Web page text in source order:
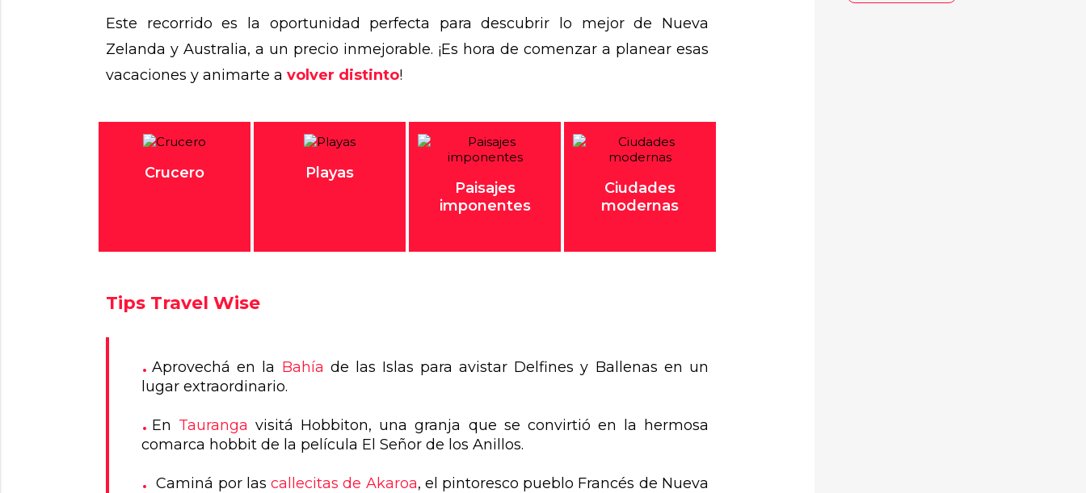
Este recorrido es la oportunidad perfecta para descubrir lo mejor de Nueva
Zelanda y Australia, a un precio inmejorable. ¡Es hora de comenzar a planear esas
vacaciones y animarte avolver distinto!
Crucero
Playas
Paisajes
imponentes
Ciudades
modernas
Tips Travel Wise
Aprovechá en la Bahía de las Islas para avistar Delfines y Ballenas en un
lugar extraordinario.
En Tauranga visitá Hobbiton, una granja que se convirtió en la hermosa
comarca hobbit de la película El Señor de los Anillos.
Caminá por lascallecitas de Akaroa, el pintoresco pueblo Francés de Nueva